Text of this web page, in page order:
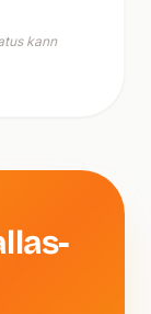
kann